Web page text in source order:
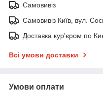
Самовивіз
Самовивіз Київ, вул.
Доставка кур'єром по
Всі умови доставки
Умови оплати